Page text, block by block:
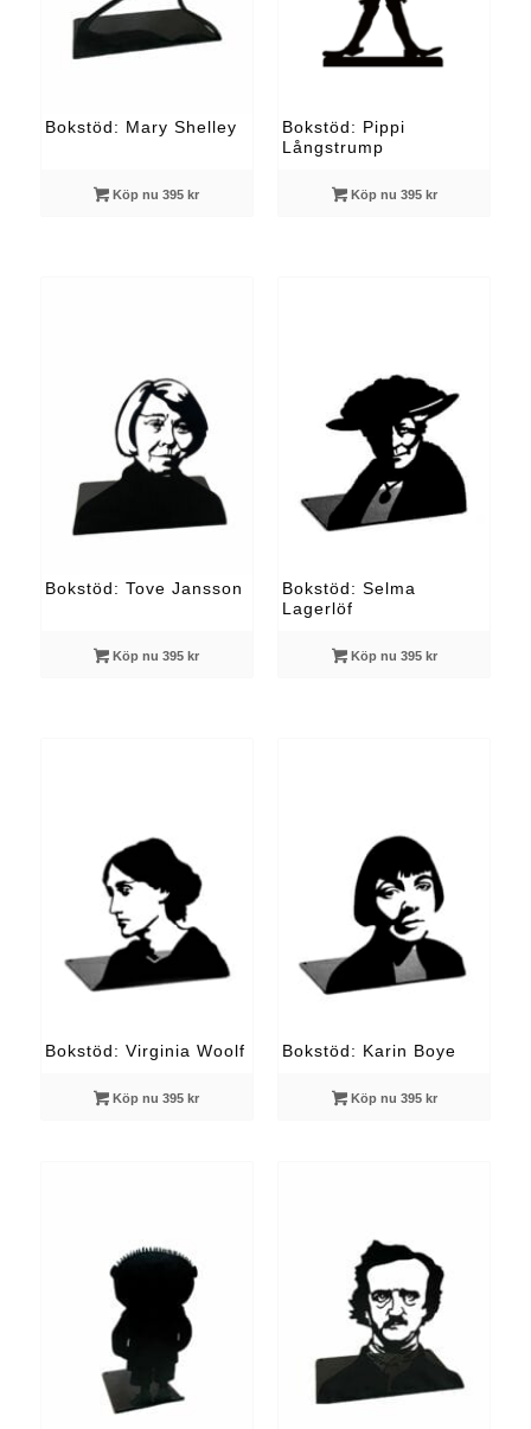
Bokstöd: Mary Shelley
Köp nu 395 kr
Bokstöd: Pippi
Långstrump
Köp nu 395 kr
Bokstöd: Tove Jansson
Köp nu 395 kr
Bokstöd: Selma
Lagerlöf
Köp nu 395 kr
Bokstöd: Virginia Woolf
Köp nu 395 kr
Bokstöd: Karin Boye
Köp nu 395 kr